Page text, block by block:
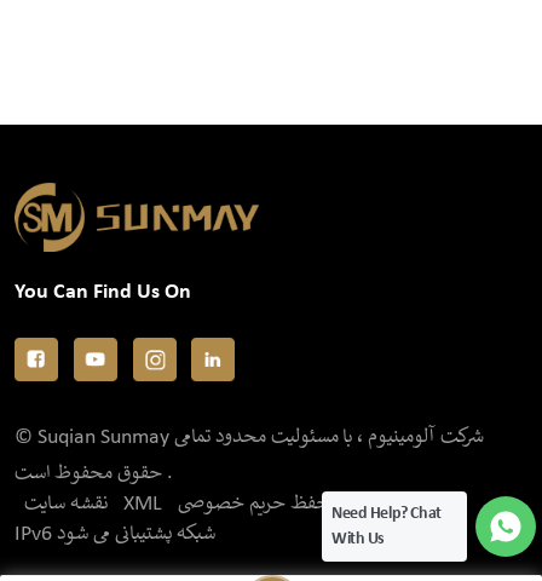
You Can Find Us On
© Suqian Sunmay شرکت آلومینیوم ، با مسئولیت محدود تمامی
حقوق محفوظ است .
نقشه سایت
XML
سیاست حفظ حریم خصوصی
IPv6 شبکه پشتیبانی می شود
Need Help? Chat
With Us